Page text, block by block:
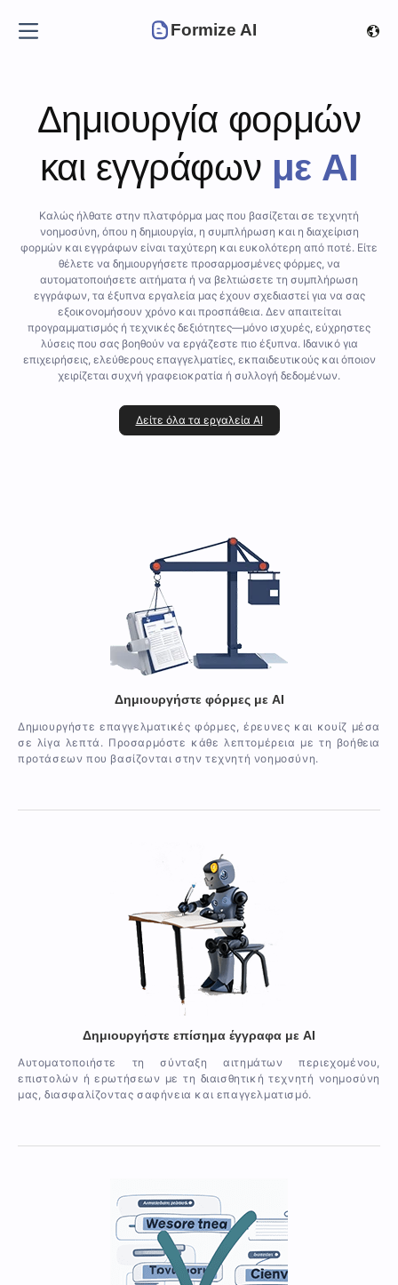
Formize AI
Δημιουργία φορμών
και εγγράφων με AI
Καλώς ήλθατε στην πλατφόρμα μας που βασίζεται σε τεχνητή
νοημοσύνη, όπου η δημιουργία, η συμπλήρωση και η διαχείριση
φορμών και εγγράφων είναι ταχύτερη και ευκολότερη από ποτέ. Είτε
θέλετε να δημιουργήσετε προσαρμοσμένες φόρμες, να
αυτοματοποιήσετε αιτήματα ή να βελτιώσετε τη συμπλήρωση
εγγράφων, τα έξυπνα εργαλεία μας έχουν σχεδιαστεί για να σας
εξοικονομήσουν χρόνο και προσπάθεια. Δεν απαιτείται
προγραμματισμός ή τεχνικές δεξιότητες—μόνο ισχυρές, εύχρηστες
λύσεις που σας βοηθούν να εργάζεστε πιο έξυπνα. Ιδανικό για
επιχειρήσεις, ελεύθερους επαγγελματίες, εκπαιδευτικούς και όποιον
χειρίζεται συχνή γραφειοκρατία ή συλλογή δεδομένων.
Δείτε όλα τα εργαλεία AI
Δημιουργήστε φόρμες με AI
Δημιουργήστε επαγγελματικές φόρμες, έρευνες και κουίζ μέσα
σε λίγα λεπτά. Προσαρμόστε κάθε λεπτομέρεια με τη βοήθεια
προτάσεων που βασίζονται στην τεχνητή νοημοσύνη.
Δημιουργήστε επίσημα έγγραφα με AI
Αυτοματοποιήστε τη σύνταξη αιτημάτων περιεχομένου,
επιστολών ή ερωτήσεων με τη διαισθητική τεχνητή νοημοσύνη
μας, διασφαλίζοντας σαφήνεια και επαγγελματισμό.